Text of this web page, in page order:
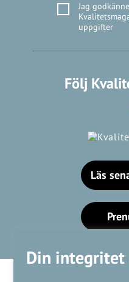
Din integritet
Jag
uppgifter
Följ
Läs